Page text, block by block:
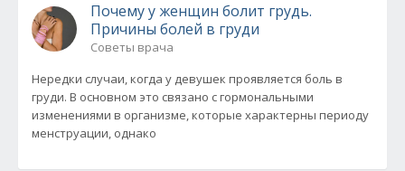
Почему у женщин болит грудь.
Причины болей в груди
Советы врача
Нередки случаи, когда у девушек проявляется боль в
груди. В основном это связано с гормональными
изменениями в организме, которые характерны периоду
менструации, однако